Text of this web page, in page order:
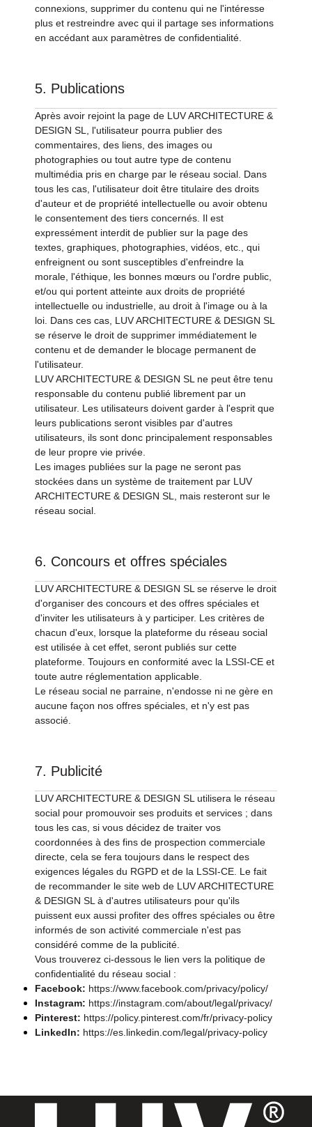
connexions, supprimer du contenu qui ne l'intéresse
plus et restreindre avec qui il partage ses informations
en accédant aux paramètres de confidentialité.
5. Publications
Après avoir rejoint la page de LUV ARCHITECTURE &
DESIGN SL, l'utilisateur pourra publier des
commentaires, des liens, des images ou
photographies ou tout autre type de contenu
multimédia pris en charge par le réseau social. Dans
tous les cas, l'utilisateur doit être titulaire des droits
d'auteur et de propriété intellectuelle ou avoir obtenu
le consentement des tiers concernés. Il est
expressément interdit de publier sur la page des
textes, graphiques, photographies, vidéos, etc., qui
enfreignent ou sont susceptibles d'enfreindre la
morale, l'éthique, les bonnes mœurs ou l'ordre public,
et/ou qui portent atteinte aux droits de propriété
intellectuelle ou industrielle, au droit à l'image ou à la
loi. Dans ces cas, LUV ARCHITECTURE & DESIGN SL
se réserve le droit de supprimer immédiatement le
contenu et de demander le blocage permanent de
l'utilisateur.
LUV ARCHITECTURE & DESIGN SL ne peut être tenu
responsable du contenu publié librement par un
utilisateur. Les utilisateurs doivent garder à l'esprit que
leurs publications seront visibles par d'autres
utilisateurs, ils sont donc principalement responsables
de leur propre vie privée.
Les images publiées sur la page ne seront pas
stockées dans un système de traitement par LUV
ARCHITECTURE & DESIGN SL, mais resteront sur le
réseau social.
6. Concours et offres spéciales
LUV ARCHITECTURE & DESIGN SL se réserve le droit
d'organiser des concours et des offres spéciales et
d'inviter les utilisateurs à y participer. Les critères de
chacun d'eux, lorsque la plateforme du réseau social
est utilisée à cet effet, seront publiés sur cette
plateforme. Toujours en conformité avec la LSSI-CE et
toute autre réglementation applicable.
Le réseau social ne parraine, n'endosse ni ne gère en
aucune façon nos offres spéciales, et n'y est pas
associé.
7. Publicité
LUV ARCHITECTURE & DESIGN SL utilisera le réseau
social pour promouvoir ses produits et services ; dans
tous les cas, si vous décidez de traiter vos
coordonnées à des fins de prospection commerciale
directe, cela se fera toujours dans le respect des
exigences légales du RGPD et de la LSSI-CE. Le fait
de recommander le site web de LUV ARCHITECTURE
& DESIGN SL à d'autres utilisateurs pour qu'ils
puissent eux aussi profiter des offres spéciales ou être
informés de son activité commerciale n'est pas
considéré comme de la publicité.
Vous trouverez ci-dessous le lien vers la politique de
confidentialité du réseau social :
Facebook: https://www.facebook.com/privacy/policy/
Instagram: https://instagram.com/about/legal/privacy/
Pinterest: https://policy.pinterest.com/fr/privacy-policy
LinkedIn: https://es.linkedin.com/legal/privacy-policy